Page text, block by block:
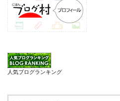
人気ブログランキング